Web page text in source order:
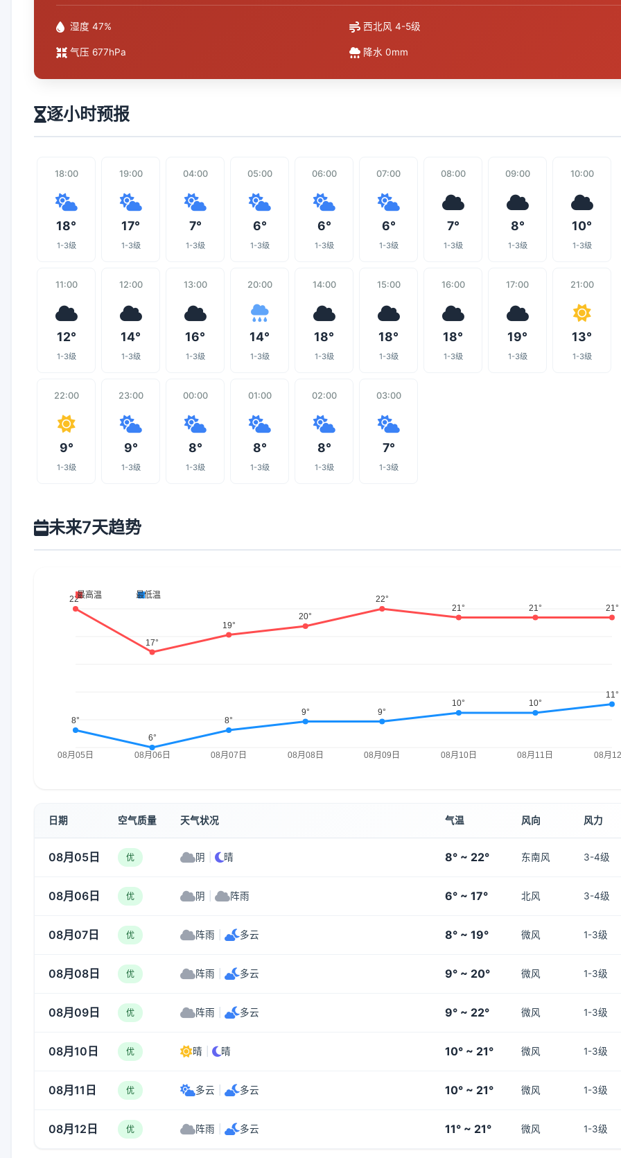
湿度 47% 西北风 4-5级
气压 677hPa 降水 0mm
逐小时预报
18:00
18°
1-3级
19:00
17°
1-3级
04:00
7°
1-3级
05:00
6°
1-3级
06:00
6°
1-3级
07:00
6°
1-3级
08:00
7°
1-3级
09:00
8°
1-3级
10:00
10°
1-3级
11:00
12°
1-3级
12:00
14°
1-3级
13:00
16°
1-3级
20:00
14°
1-3级
14:00
18°
1-3级
15:00
18°
1-3级
16:00
18°
1-3级
17:00
19°
1-3级
21:00
13°
1-3级
22:00
9°
1-3级
23:00
9°
1-3级
00:00
8°
1-3级
01:00
8°
1-3级
02:00
8°
1-3级
03:00
7°
1-3级
未来7天趋势
日期 空气质量 天气状况 气温 风向 风力
08月05日 优 阴 晴 8° ~ 22° 东南风 3-4级
08月06日 优 阴 阵雨 6° ~ 17° 北风 3-4级
08月07日 优 阵雨 多云 8° ~ 19° 微风 1-3级
08月08日 优 阵雨 多云 9° ~ 20° 微风 1-3级
08月09日 优 阵雨 多云 9° ~ 22° 微风 1-3级
08月10日 优 晴 晴 10° ~ 21° 微风 1-3级
08月11日 优 多云 多云 10° ~ 21° 微风 1-3级
08月12日 优 阵雨 多云 11° ~ 21° 微风 1-3级